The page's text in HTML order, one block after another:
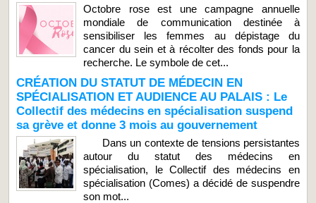
Octobre rose est une campagne annuelle
mondiale de communication destinée à
sensibiliser les femmes au dépistage du
cancer du sein et à récolter des fonds pour la
recherche. Le symbole de cet...
CRÉATION DU STATUT DE MÉDECIN EN
SPÉCIALISATION ET AUDIENCE AU PALAIS : Le
Collectif des médecins en spécialisation suspend
sa grève et donne 3 mois au gouvernement
Dans un contexte de tensions persistantes
autour du statut des médecins en
spécialisation, le Collectif des médecins en
spécialisation (Comes) a décidé de suspendre
son mot...